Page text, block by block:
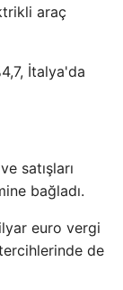
araç
İtalya'da
satışları
bağladı.
euro vergi
de